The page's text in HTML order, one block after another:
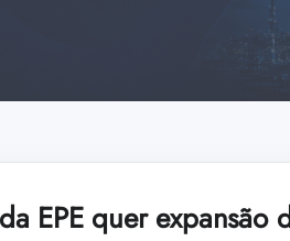
EPE quer